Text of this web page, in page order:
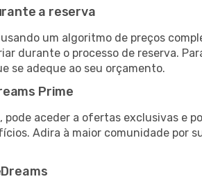
a reserva
um algoritmo de preços
durante o processo de reserva.
se adeque ao seu orçamento.
Prime
, pode aceder a ofertas exclusivas e
Adira à maior comunidade por